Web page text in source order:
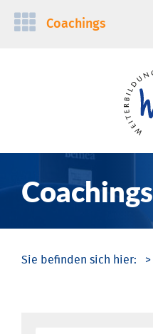
Navigation
Coachings
Coachings